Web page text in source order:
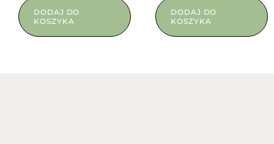
DODAJ DO
KOSZYKA
DODAJ DO
KOSZYKA